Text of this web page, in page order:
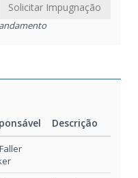
Solicitar Impugnação
Descrição